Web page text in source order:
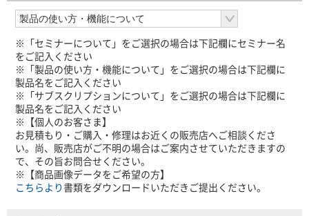
※「セミナーについて」をご選択の場合は下記欄にセミナー名
をご記入ください
※「製品の使い方・機能について」をご選択の場合は下記欄に
製品名をご記入ください
※「サブスクリプションについて」をご選択の場合は下記欄に
製品名をご記入ください
※【個人のお客さま】
お見積もり・ご購入・修理はお近くの販売店へご相談くださ
い。尚、販売店がご不明の場合はご案内させていただきますの
で、その旨お問合せください。
※【商品画像データをご希望の方】
こちらより 書類をダウンロードいただきご提出ください。